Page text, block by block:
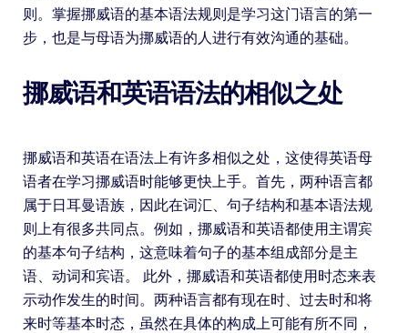
则。掌握挪威语的基本语法规则是学习这门语言的第一
步，也是与母语为挪威语的人进行有效沟通的基础。
挪威语和英语语法的相似之处
挪威语和英语在语法上有许多相似之处，这使得英语母
语者在学习挪威语时能够更快上手。首先，两种语言都
属于日耳曼语族，因此在词汇、句子结构和基本语法规
则上有很多共同点。例如，挪威语和英语都使用主谓宾
的基本句子结构，这意味着句子的基本组成部分是主
语、动词和宾语。 此外，挪威语和英语都使用时态来表
示动作发生的时间。两种语言都有现在时、过去时和将
来时等基本时态，虽然在具体的构成上可能有所不同，